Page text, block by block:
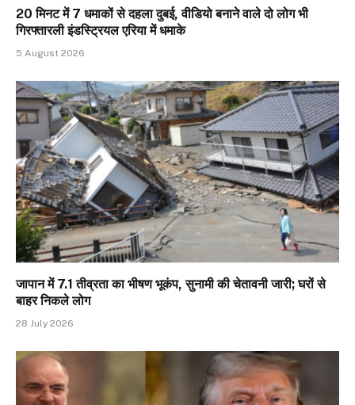
20 मिनट में 7 धमाकों से दहला दुबई, वीडियो बनाने वाले दो लोग भी
गिरफ्तारली इंडस्ट्रियल एरिया में धमाके
5 August 2026
जापान में 7.1 तीव्रता का भीषण भूकंप, सुनामी की चेतावनी जारी; घरों से
बाहर निकले लोग
28 July 2026